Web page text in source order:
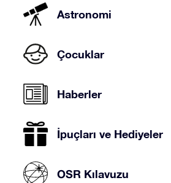
Astronomi
Çocuklar
Haberler
İpuçları ve Hediyeler
OSR Kılavuzu